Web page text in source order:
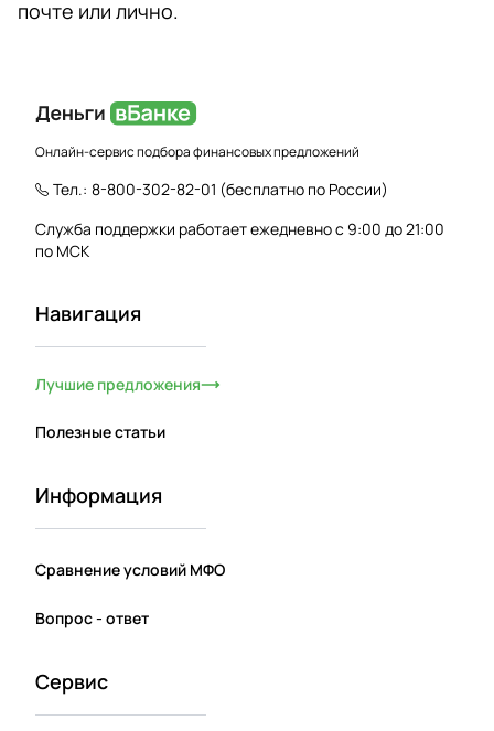
почте или лично.
Онлайн-сервис подбора финансовых предложений
Тел.: 8-800-302-82-01 (бесплатно по России)
Служба поддержки работает ежедневно с 9:00 до 21:00
по МСК
Навигация
Лучшие предложения
Полезные статьи
Информация
Сравнение условий МФО
Вопрос - ответ
Сервис